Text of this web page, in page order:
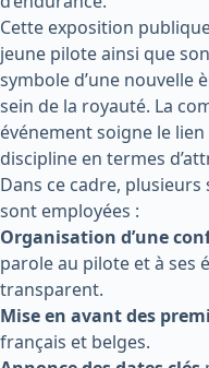
Cette exposition
jeune pilote ainsi que
symbole d’une nouvelle
sein de la royauté. La
événement soigne le
discipline en termes
Dans ce cadre,
sont employées :
Organisation d’une
parole au pilote et à ses
transparent.
Mise en avant des
français et belges.